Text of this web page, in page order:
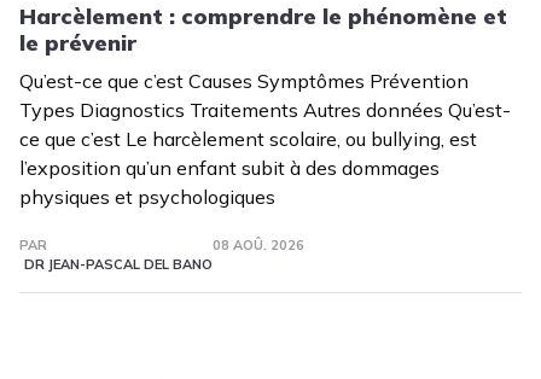
Harcèlement : comprendre le phénomène et
le prévenir
Qu’est-ce que c’est Causes Symptômes Prévention
Types Diagnostics Traitements Autres données Qu’est-
ce que c’est Le harcèlement scolaire, ou bullying, est
l’exposition qu’un enfant subit à des dommages
physiques et psychologiques
PAR
DR JEAN-PASCAL DEL BANO
08 AOÛ. 2026